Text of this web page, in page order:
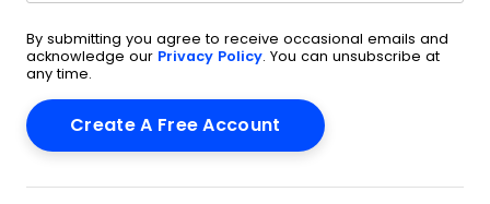
By submitting you agree to receive occasional emails and
acknowledge our Privacy Policy. You can unsubscribe at
any time.